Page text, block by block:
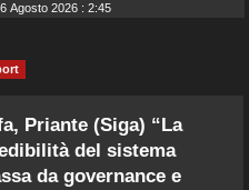
6 Agosto 2026 : 2:45
Priante (Siga) “La
del sistema
da governance e